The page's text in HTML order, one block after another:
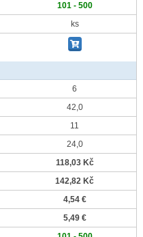
101 - 500
ks
6
42,0
11
24,0
118,03 Kč
142,82 Kč
4,54 €
5,49 €